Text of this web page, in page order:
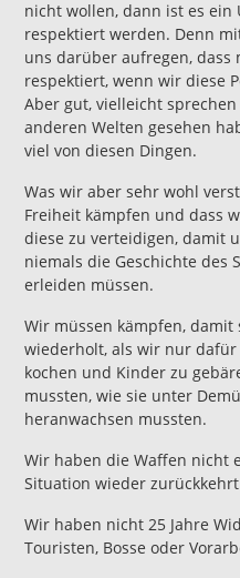
nicht wollen, dann ist es ein
respektiert werden. Denn
uns darüber aufregen, dass
respektiert, wenn wir diese
Aber gut, vielleicht
anderen Welten gesehen
viel von diesen Dingen.
Was wir aber sehr wohl
Freiheit kämpfen und dass
diese zu verteidigen, damit
niemals die Geschichte des
erleiden müssen.
Wir müssen kämpfen,
wiederholt, als wir nur
kochen und Kinder zu
mussten, wie sie unter
heranwachsen mussten.
Wir haben die Waffen nicht
Situation wieder
Wir haben nicht 25 Jahre
Touristen, Bosse oder